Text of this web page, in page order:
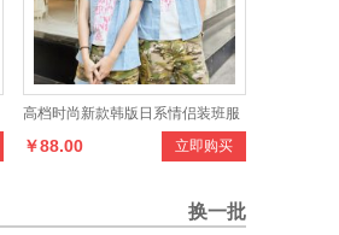
高档时尚新款韩版日系情侣装班服
男女短袖衬衣情侣牛仔衬衫民族风
立即购买
￥88.00
换一批